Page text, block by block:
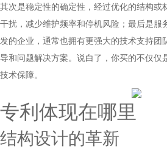
其次是稳定性的确定性，经过优化的结构或
干扰，减少维护频率和停机风险；最后是服
发的企业，通常也拥有更强大的技术支持团
导和问题解决方案。说白了，你买的不仅仅
技术保障。
专利体现在哪里
结构设计的革新